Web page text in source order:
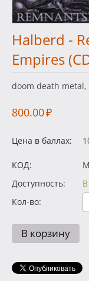
Halberd -
Empires
doom death metal,
800.00₽
Цена в баллах:
КОД:
Доступность:
Кол-во:
В корзину